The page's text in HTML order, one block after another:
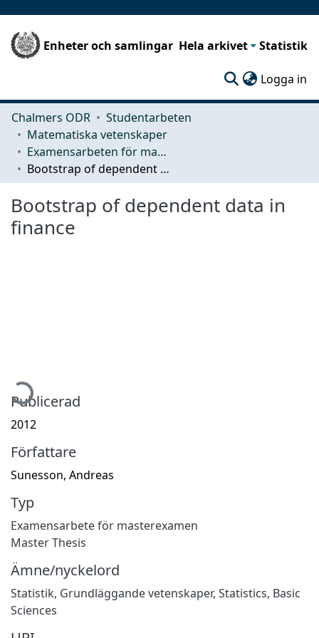
Enheter och samlingar Hela arkivet Statistik
Logga in
Chalmers ODR
Studentarbeten
Matematiska vetenskaper
Examensarbeten för masterexamen
Bootstrap of dependent data in finance
Bootstrap of dependent data in
finance
Publicerad
2012
Författare
Sunesson, Andreas
Typ
Examensarbete för masterexamen
Master Thesis
Ämne/nyckelord
Statistik, Grundläggande vetenskaper, Statistics, Basic
Sciences